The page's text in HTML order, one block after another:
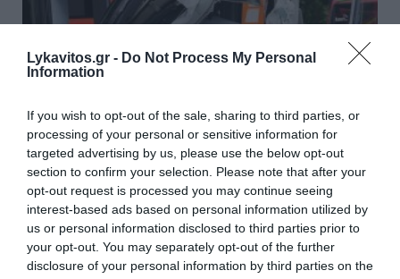
Lykavitos.gr - Do Not Process My Personal
Information
If you wish to opt-out of the sale, sharing to third parties, or
processing of your personal or sensitive information for
targeted advertising by us, please use the below opt-out
section to confirm your selection. Please note that after your
opt-out request is processed you may continue seeing
interest-based ads based on personal information utilized by
us or personal information disclosed to third parties prior to
your opt-out. You may separately opt-out of the further
disclosure of your personal information by third parties on the
Γερμανία: Σύγκρουση δύο τραμ
στο Γκελζενκίρχεν – Τουλάχιστον
25 τραυματίες